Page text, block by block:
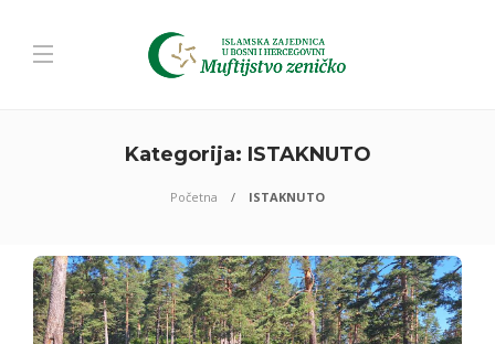
Kategorija: ISTAKNUTO
Početna ISTAKNUTO